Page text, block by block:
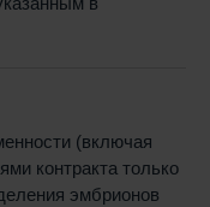
(включая
контракта только
эмбрионов